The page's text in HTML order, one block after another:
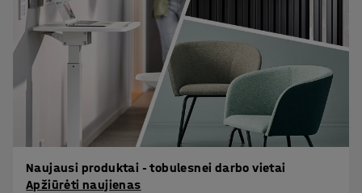
Naujausi produktai - tobulesnei darbo vietai
Apžiūrėti naujienas